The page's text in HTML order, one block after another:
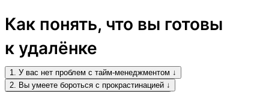
Как понять, что вы готовы
к удалёнке
1. У вас нет проблем с тайм-менеджментом ↓
2. Вы умеете бороться с прокрастинацией ↓